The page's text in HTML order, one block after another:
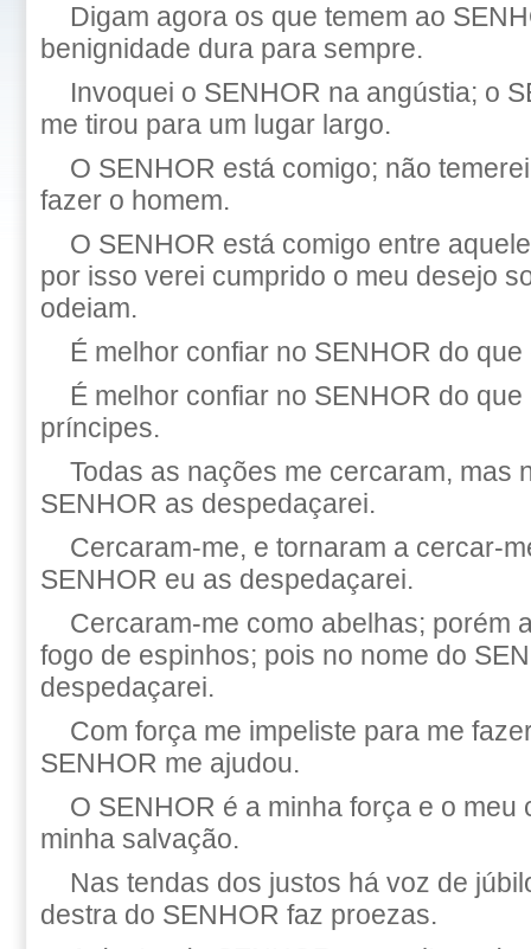
Digam agora os que temem ao
benignidade dura para sempre.
Invoquei o SENHOR na angústia; o
me tirou para um lugar largo.
O SENHOR está comigo; não
fazer o homem.
O SENHOR está comigo entre
por isso verei cumprido o meu desejo
odeiam.
É melhor confiar no SENHOR do
É melhor confiar no SENHOR do
príncipes.
Todas as nações me cercaram, mas
SENHOR as despedaçarei.
Cercaram-me, e tornaram a cercar-
SENHOR eu as despedaçarei.
Cercaram-me como abelhas; porém
fogo de espinhos; pois no nome do
despedaçarei.
Com força me impeliste para me
SENHOR me ajudou.
O SENHOR é a minha força e o meu
minha salvação.
Nas tendas dos justos há voz de
destra do SENHOR faz proezas.